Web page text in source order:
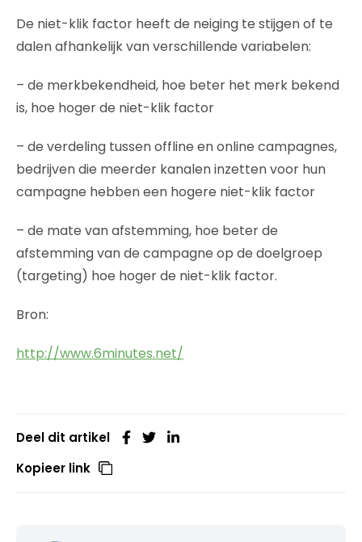
De niet-klik factor heeft de neiging te stijgen of te
dalen afhankelijk van verschillende variabelen:
– de merkbekendheid, hoe beter het merk bekend
is, hoe hoger de niet-klik factor
– de verdeling tussen offline en online campagnes,
bedrijven die meerder kanalen inzetten voor hun
campagne hebben een hogere niet-klik factor
– de mate van afstemming, hoe beter de
afstemming van de campagne op de doelgroep
(targeting) hoe hoger de niet-klik factor.
Bron:
http://www.6minutes.net/
Deel dit artikel
Kopieer link